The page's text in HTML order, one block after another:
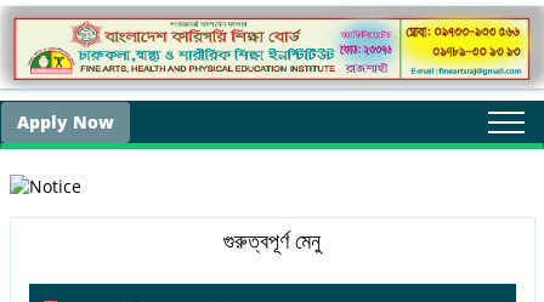
Apply Now
গুরুত্বপূর্ণ মেনু